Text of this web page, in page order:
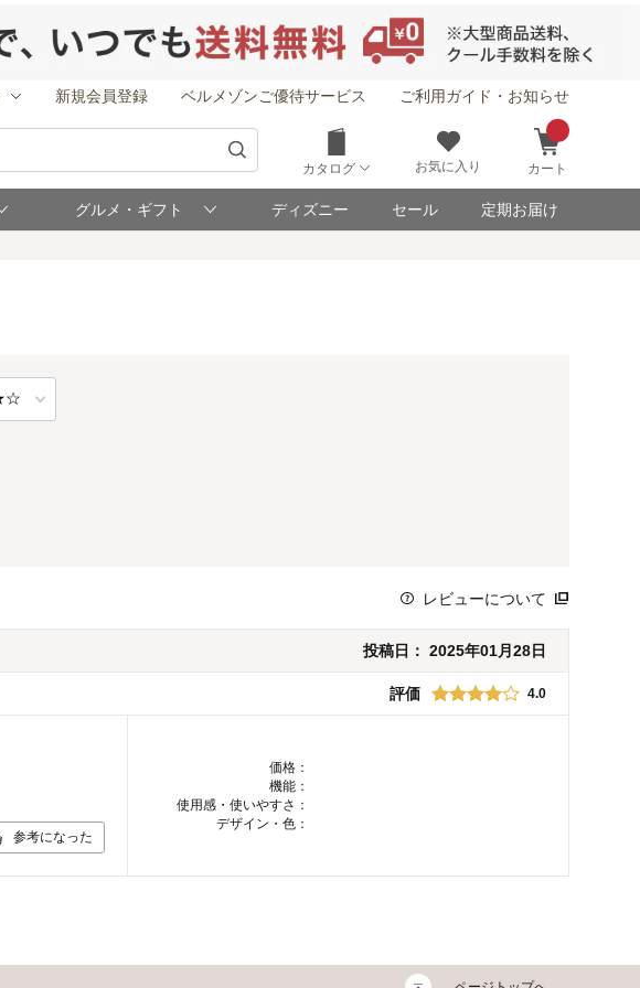
新規会員登録 ベルメゾンご優待サービス ご利用ガイド・お知らせ
カタログ お気に入り カート
グルメ・ギフト ディズニー セール 定期お届け
レビューについて
投稿日： 2025年01月28日
評価 4.0
参考になった
価格：
機能：
使用感・使いやすさ：
デザイン・色：